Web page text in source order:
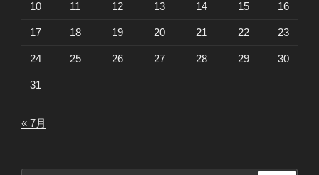
10 11 12 13 14 15 16
17 18 19 20 21 22 23
24 25 26 27 28 29 30
31
« 7月